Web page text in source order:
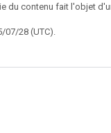
du contenu fait l'objet
07/28 (UTC).